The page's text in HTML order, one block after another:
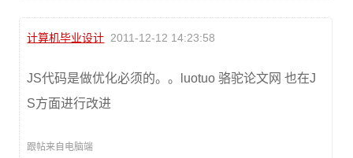
计算机毕业设计 2011-12-12 14:23:58
JS代码是做优化必须的。。luotuo 骆驼论文网 也在J
S方面进行改进
跟帖来自电脑端